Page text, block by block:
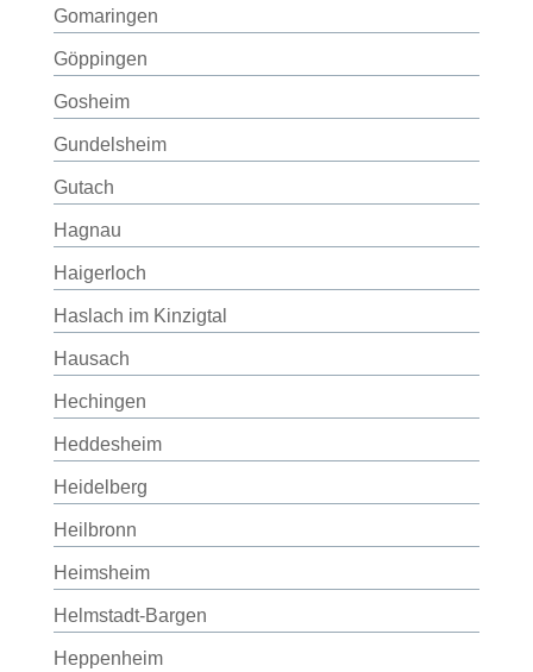
Gomaringen
Göppingen
Gosheim
Gundelsheim
Gutach
Hagnau
Haigerloch
Haslach im Kinzigtal
Hausach
Hechingen
Heddesheim
Heidelberg
Heilbronn
Heimsheim
Helmstadt-Bargen
Heppenheim